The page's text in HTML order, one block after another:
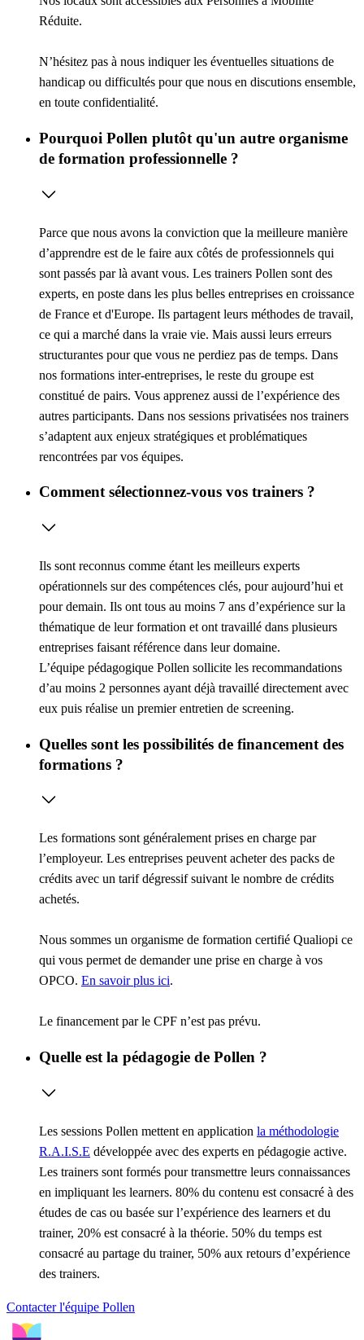
Réduite.
N’hésitez pas à nous indiquer les éventuelles situations de
handicap ou difficultés pour que nous en discutions ensemble,
en toute confidentialité.
Pourquoi Pollen plutôt qu'un autre organisme
de formation professionnelle ?
Parce que nous avons la conviction que la meilleure manière
d’apprendre est de le faire aux côtés de professionnels qui
sont passés par là avant vous. Les trainers Pollen sont des
experts, en poste dans les plus belles entreprises en croissance
de France et d'Europe. Ils partagent leurs méthodes de travail,
ce qui a marché dans la vraie vie. Mais aussi leurs erreurs
structurantes pour que vous ne perdiez pas de temps. Dans
nos formations inter-entreprises, le reste du groupe est
constitué de pairs. Vous apprenez aussi de l’expérience des
autres participants. Dans nos sessions privatisées nos trainers
s’adaptent aux enjeux stratégiques et problématiques
rencontrées par vos équipes.
Comment sélectionnez-vous vos trainers ?
Ils sont reconnus comme étant les meilleurs experts
opérationnels sur des compétences clés, pour aujourd’hui et
pour demain. Ils ont tous au moins 7 ans d’expérience sur la
thématique de leur formation et ont travaillé dans plusieurs
entreprises faisant référence dans leur domaine.
L’équipe pédagogique Pollen sollicite les recommandations
d’au moins 2 personnes ayant déjà travaillé directement avec
eux puis réalise un premier entretien de screening.
Quelles sont les possibilités de financement des
formations ?
Les formations sont généralement prises en charge par
l’employeur. Les entreprises peuvent acheter des packs de
crédits avec un tarif dégressif suivant le nombre de crédits
achetés.
Nous sommes un organisme de formation certifié Qualiopi ce
qui vous permet de demander une prise en charge à vos
OPCO. En savoir plus ici.
Le financement par le CPF n’est pas prévu.
Quelle est la pédagogie de Pollen ?
Les sessions Pollen mettent en application la méthodologie
R.A.I.S.E développée avec des experts en pédagogie active.
Les trainers sont formés pour transmettre leurs connaissances
en impliquant les learners. 80% du contenu est consacré à des
études de cas ou basée sur l’expérience des learners et du
trainer, 20% est consacré à la théorie. 50% du temps est
consacré au partage du trainer, 50% aux retours d’expérience
des trainers.
Contacter l'équipe Pollen